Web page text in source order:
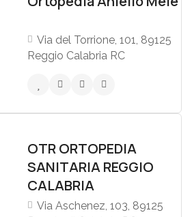
Via del Torrione, 101, 89125
Reggio Calabria RC
OTR ORTOPEDIA
SANITARIA REGGIO
CALABRIA
Via Aschenez, 103, 89125